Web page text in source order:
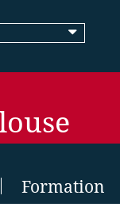
Formation